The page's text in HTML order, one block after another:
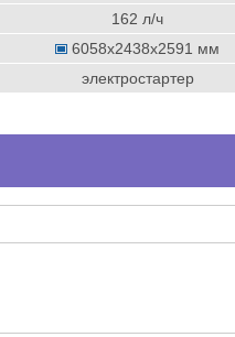
162 л/ч
6058x2438x2591 мм
электростартер